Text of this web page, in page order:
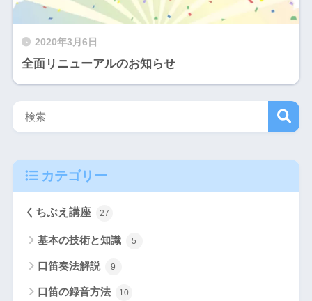
2020年3月6日
全面リニューアルのお知らせ
カテゴリー
くちぶえ講座 27
基本の技術と知識 5
口笛奏法解説 9
口笛の録音方法 10